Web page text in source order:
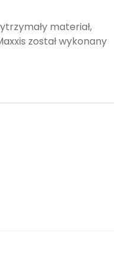
materiał,
został wykonany